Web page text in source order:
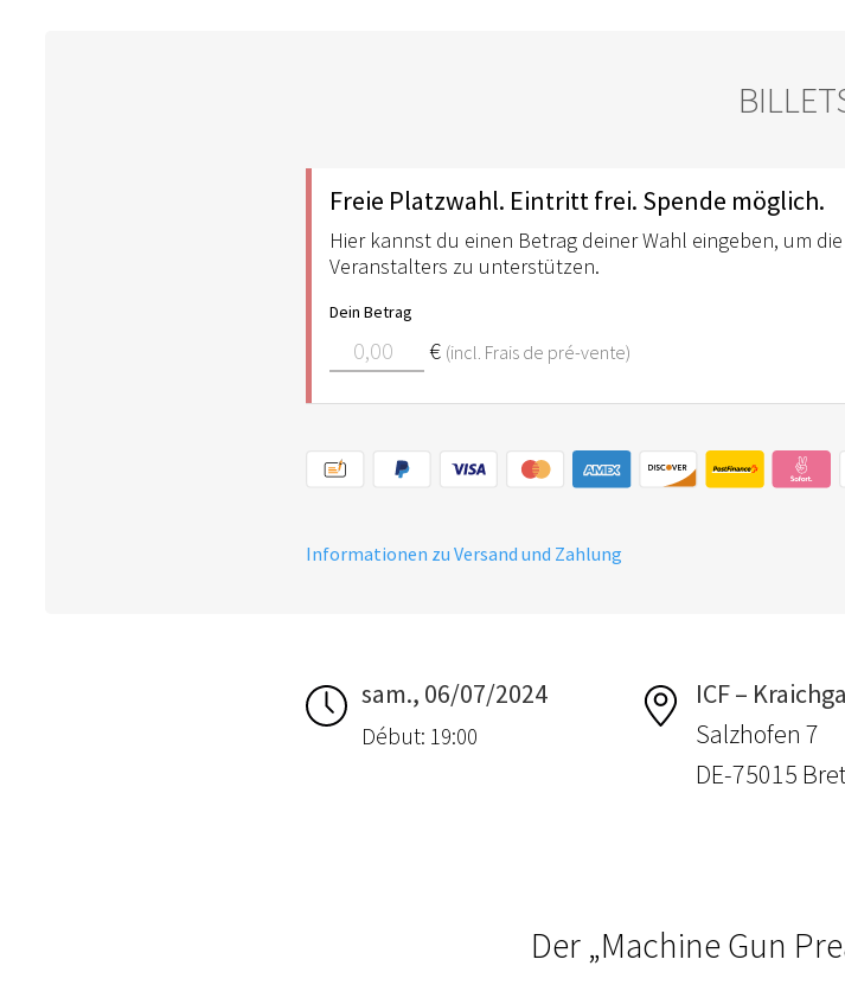
Freie Platzwahl. Eintritt frei. Spende möglich.
Hier kannst du einen Betrag deiner Wahl eingeben, um
Veranstalters zu unterstützen.
Dein Betrag
€ (incl. Frais de pré-vente)
Informationen zu Versand und Zahlung
sam., 06/07/2024
Début: 19:00
ICF –
Salzhofen 7
DE-75015
Der „Machine Gun